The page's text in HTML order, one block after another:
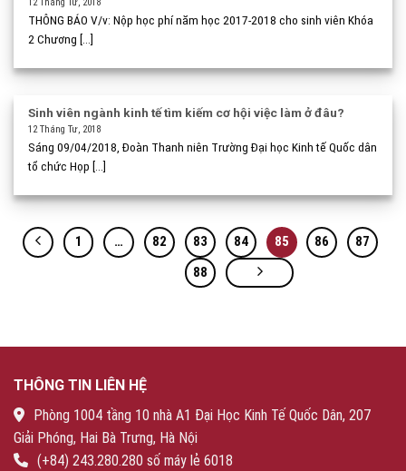
12 Tháng Tư, 2018
THÔNG BÁO V/v: Nộp học phí năm học 2017-2018 cho sinh viên Khóa
2 Chương [...]
Sinh viên ngành kinh tế tìm kiếm cơ hội việc làm ở đâu?
12 Tháng Tư, 2018
Sáng 09/04/2018, Đoàn Thanh niên Trường Đại học Kinh tế Quốc dân
tổ chức Họp [...]
1 … 82 83 84 85 86
87
88
THÔNG TIN LIÊN HỆ
Phòng 1004 tầng 10 nhà A1 Đại Học Kinh Tế Quốc Dân, 207
Giải Phóng, Hai Bà Trưng, Hà Nội
(+84) 243.280.280 số máy lẻ 6018